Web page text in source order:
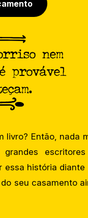
nem
provável
livro? Então, nada
essa história diante
seu casamento